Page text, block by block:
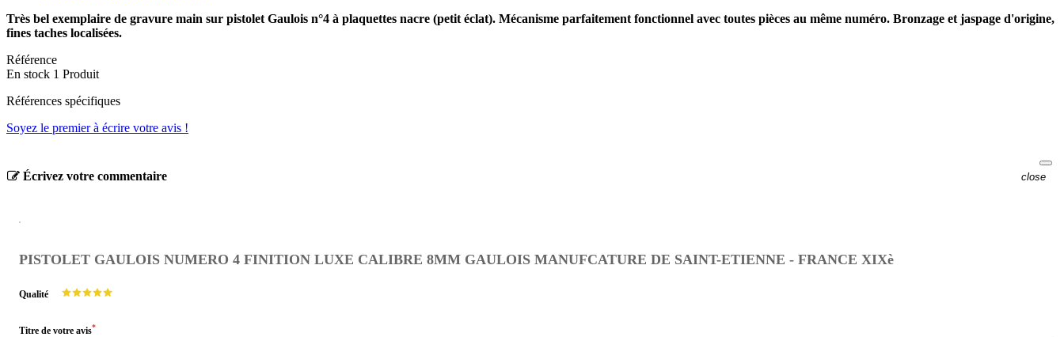
Très bel exemplaire de gravure main sur pistolet Gaulois n°4 à plaquettes nacre (petit éclat). Mécanisme parfaitement fonctionnel avec toutes pièces au même numéro. Bronzage et jaspage d'origine,
fines taches localisées.
Référence
En stock 1 Produit
Références spécifiques
Soyez le premier à écrire votre avis !
Écrivez votre commentaire close
PISTOLET GAULOIS NUMERO 4 FINITION LUXE CALIBRE 8MM GAULOIS MANUFCATURE DE SAINT-ETIENNE - FRANCE XIXè
Qualité
Titre de votre avis*